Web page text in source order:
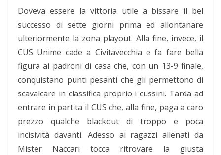
Doveva essere la vittoria utile a bissare il bel
successo di sette giorni prima ed allontanare
ulteriormente la zona playout. Alla fine, invece, il
CUS Unime cade a Civitavecchia e fa fare bella
figura ai padroni di casa che, con un 13-9 finale,
conquistano punti pesanti che gli permettono di
scavalcare in classifica proprio i cussini. Tarda ad
entrare in partita il CUS che, alla fine, paga a caro
prezzo qualche blackout di troppo e poca
incisività davanti. Adesso ai ragazzi allenati da
Mister Naccari tocca ritrovare la giusta